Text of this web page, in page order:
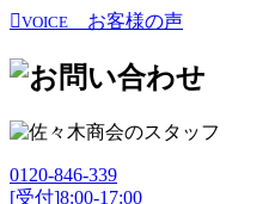
VOICE お客様の声
0120-846-339
[受付]8:00-17:00